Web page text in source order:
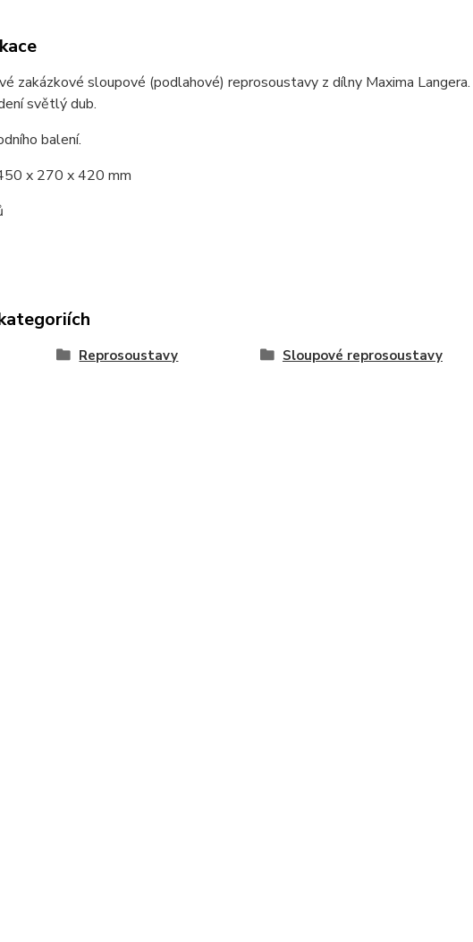
zakázkové sloupové (podlahové) reprosoustavy z dílny Maxima
světlý dub.
balení.
x 270 x 420 mm
Reprosoustavy Sloupové reprosoustavy